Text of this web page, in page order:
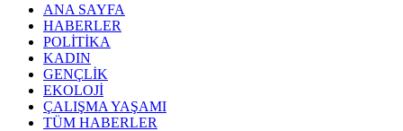
ANA SAYFA
HABERLER
POLİTİKA
KADIN
GENÇLİK
EKOLOJİ
ÇALIŞMA YAŞAMI
TÜM HABERLER